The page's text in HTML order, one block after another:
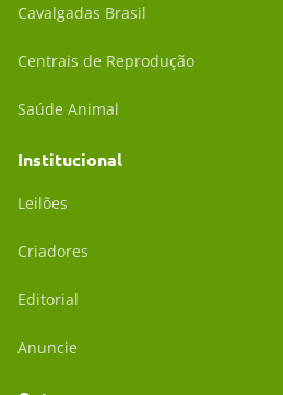
Cavalgadas Brasil
Centrais de Reprodução
Saúde Animal
Institucional
Leilões
Criadores
Editorial
Anuncie